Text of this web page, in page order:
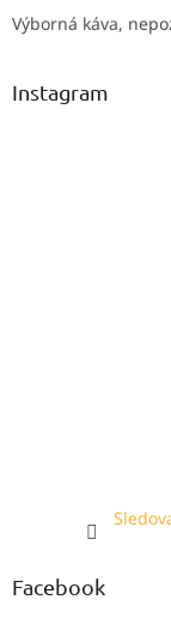
Výborná káva,
Instagram
Facebook